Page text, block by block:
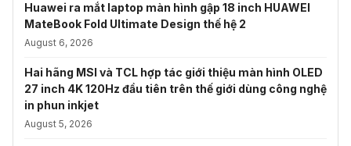
Huawei ra mắt laptop màn hình gập 18 inch HUAWEI
MateBook Fold Ultimate Design thế hệ 2
August 6, 2026
Hai hãng MSI và TCL hợp tác giới thiệu màn hình OLED
27 inch 4K 120Hz đầu tiên trên thế giới dùng công nghệ
in phun inkjet
August 5, 2026